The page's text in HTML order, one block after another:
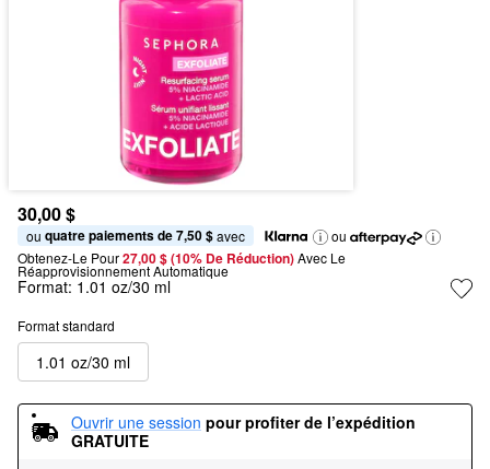
30,00 $
ou quatre paiements de 7,50 $ avec
ou
Obtenez-Le Pour27,00 $ (10% De Réduction) Avec Le
Réapprovisionnement Automatique
Format: 1.01 oz/30 ml
Format standard
1.01 oz/30 ml
Ouvrir une session pour profiter de l’expédition
GRATUITE